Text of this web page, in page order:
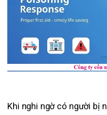
Khi nghi ngờ có người bị